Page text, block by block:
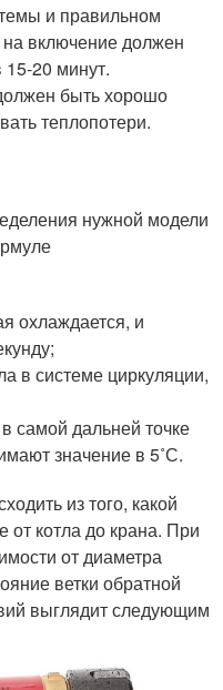
и правильном
включение должен
20 минут.
быть хорошо
теплопотери.
нужной модели
охлаждается, и
в системе циркуляции,
самой дальней точке
значение в 5˚С.
из того, какой
от котла до крана. При
от диаметра
ветки обратной
выглядит следующим